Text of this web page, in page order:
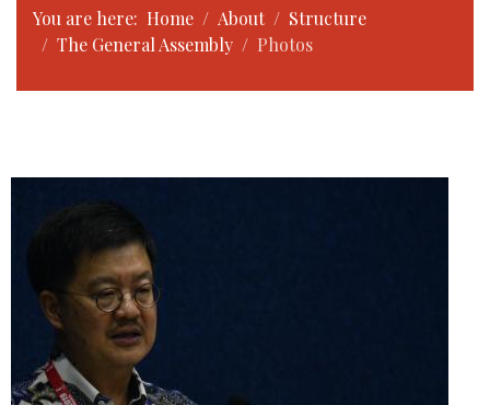
You are here: Home About
Structure
The General Assembly
Photos